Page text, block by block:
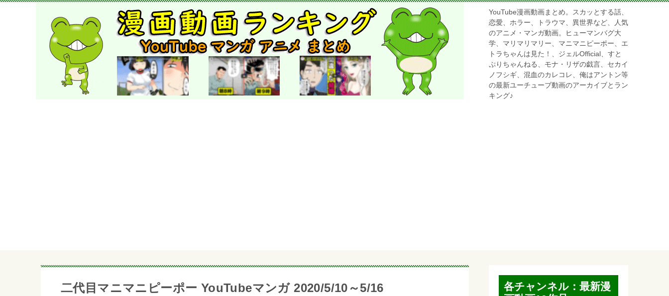
YouTube漫画動画まとめ。スカッとする話、
恋愛、ホラー、トラウマ、異世界など、人気
のアニメ・マンガ動画。ヒューマンバグ大
学、マリマリマリー、マニマニピーポー、エ
トラちゃんは見た！、ジェルOfficial、すと
ぷりちゃんねる、モナ・リザの戯言、セカイ
ノフシギ、混血のカレコレ、俺はアントン等
の最新ユーチューブ動画のアーカイブとラン
キング♪
二代目マニマニピーポー YouTubeマンガ 2020/5/10～5/16
各チャンネル：最新漫